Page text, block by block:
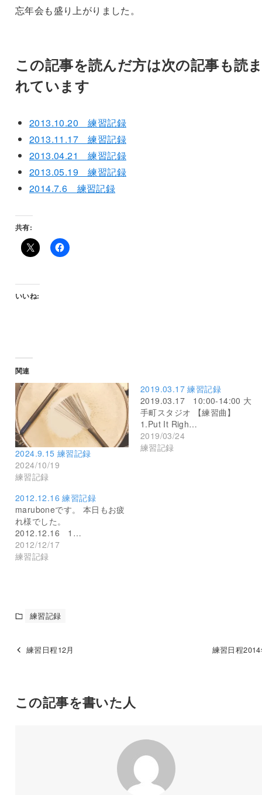
忘年会も盛り上がりました。
この記事を読んだ方は次の記事も読
れています
2013.10.20 練習記録
2013.11.17 練習記録
2013.04.21 練習記録
2013.05.19 練習記録
2014.7.6 練習記録
共有:
いいね:
関連
2024.9.15 練習記録
2024/10/19
練習記録
2019.03.17 練習記録
2019.03.17 10:00-14:00 大
手町スタジオ 【練習曲】
1.Put It Righ…
2019/03/24
練習記録
2012.12.16 練習記録
maruboneです。 本日もお疲
れ様でした。
2012.12.16 1…
2012/12/17
練習記録
練習記録
練習日程12月 練習日程
この記事を書いた人